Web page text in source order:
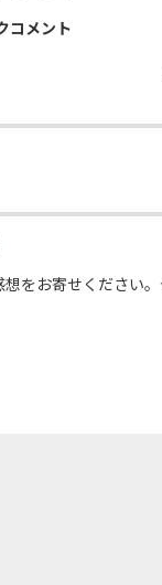
コメント
をお寄せください